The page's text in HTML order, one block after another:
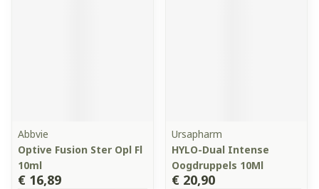
Abbvie
Optive Fusion Ster Opl Fl
10ml
€ 16,89
Ursapharm
HYLO-Dual Intense
Oogdruppels 10Ml
€ 20,90